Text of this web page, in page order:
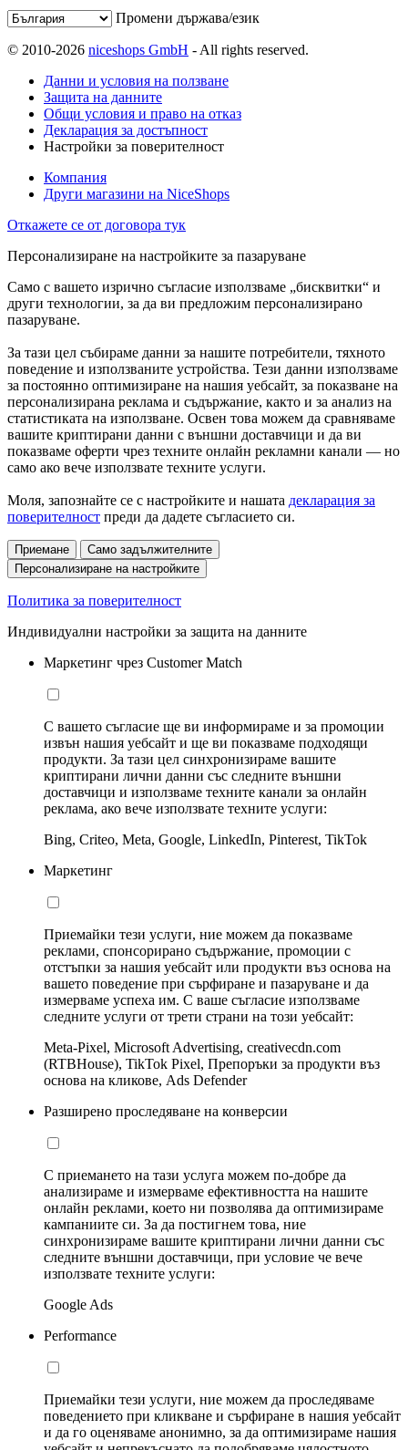
Промени държава/език
© 2010-2026 niceshops GmbH - All rights reserved.
Данни и условия на ползване
Защита на данните
Общи условия и право на отказ
Декларация за достъпност
Настройки за поверителност
Компания
Други магазини на NiceShops
Откажете се от договора тук
Персонализиране на настройките за пазаруване
Само с вашето изрично съгласие използваме „бисквитки“ и
други технологии, за да ви предложим персонализирано
пазаруване.
За тази цел събираме данни за нашите потребители, тяхното
поведение и използваните устройства. Тези данни използваме
за постоянно оптимизиране на нашия уебсайт, за показване на
персонализирана реклама и съдържание, както и за анализ на
статистиката на използване. Освен това можем да сравняваме
вашите криптирани данни с външни доставчици и да ви
показваме оферти чрез техните онлайн рекламни канали — но
само ако вече използвате техните услуги.
Моля, запознайте се с настройките и нашата декларация за
поверителност преди да дадете съгласието си.
Приемане
Само задължителните
Персонализиране на настройките
Политика за поверителност
Индивидуални настройки за защита на данните
Маркетинг чрез Customer Match
С вашето съгласие ще ви информираме и за промоции
извън нашия уебсайт и ще ви показваме подходящи
продукти. За тази цел синхронизираме вашите
криптирани лични данни със следните външни
доставчици и използваме техните канали за онлайн
реклама, ако вече използвате техните услуги:
Bing, Criteo, Meta, Google, LinkedIn, Pinterest, TikTok
Маркетинг
Приемайки тези услуги, ние можем да показваме
реклами, спонсорирано съдържание, промоции с
отстъпки за нашия уебсайт или продукти въз основа на
вашето поведение при сърфиране и пазаруване и да
измерваме успеха им. С ваше съгласие използваме
следните услуги от трети страни на този уебсайт:
Meta-Pixel, Microsoft Advertising, creativecdn.com
(RTBHouse), TikTok Pixel, Препоръки за продукти въз
основа на кликове, Ads Defender
Разширено проследяване на конверсии
С приемането на тази услуга можем по-добре да
анализираме и измерваме ефективността на нашите
онлайн реклами, което ни позволява да оптимизираме
кампаниите си. За да постигнем това, ние
синхронизираме вашите криптирани лични данни със
следните външни доставчици, при условие че вече
използвате техните услуги:
Google Ads
Performance
Приемайки тези услуги, ние можем да проследяваме
поведението при кликване и сърфиране в нашия уебсайт
и да го оценяваме анонимно, за да оптимизираме нашия